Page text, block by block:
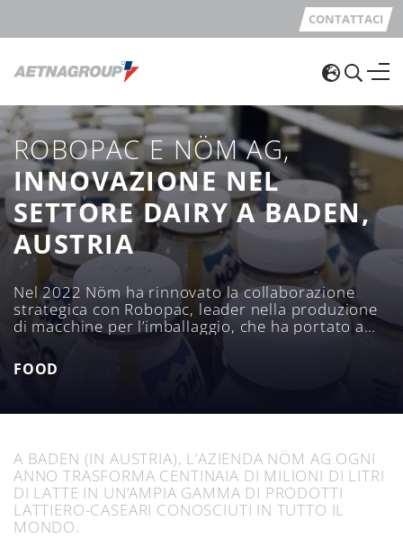
CONTATTACI
ROBOPAC E NÖM AG,
INNOVAZIONE NEL
SETTORE DAIRY A BADEN,
AUSTRIA
Nel 2022 Nöm ha rinnovato la collaborazione
strategica con Robopac, leader nella produzione
di macchine per l’imballaggio, che ha portato a
significativi miglioramenti nel processo di
confezionamento e stabilizzazione.
FOOD
A BADEN (IN AUSTRIA), L’AZIENDA NÖM AG OGNI
ANNO TRASFORMA CENTINAIA DI MILIONI DI LITRI
DI LATTE IN UN’AMPIA GAMMA DI PRODOTTI
LATTIERO-CASEARI CONOSCIUTI IN TUTTO IL
MONDO.